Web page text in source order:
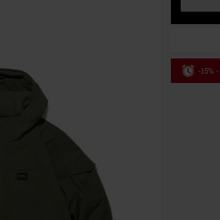
-15%